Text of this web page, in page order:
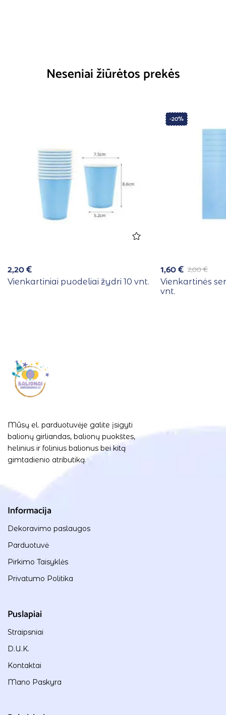
Neseniai žiūrėtos prekės
2,20€
Vienkartiniai puodeliai žydri 10 vnt.
-20%
2,00€
1,60€
Vienkartinės
vnt.
Mūsų el. parduotuvėje galite įsigyti
balionų girliandas, balionų puokštes,
helinius ir folinius balionus bei kitą
gimtadienio atributiką.
Informacija
Dekoravimo paslaugos
Parduotuvė
Pirkimo Taisyklės
Privatumo Politika
Puslapiai
Straipsniai
D.U.K.
Kontaktai
Mano Paskyra